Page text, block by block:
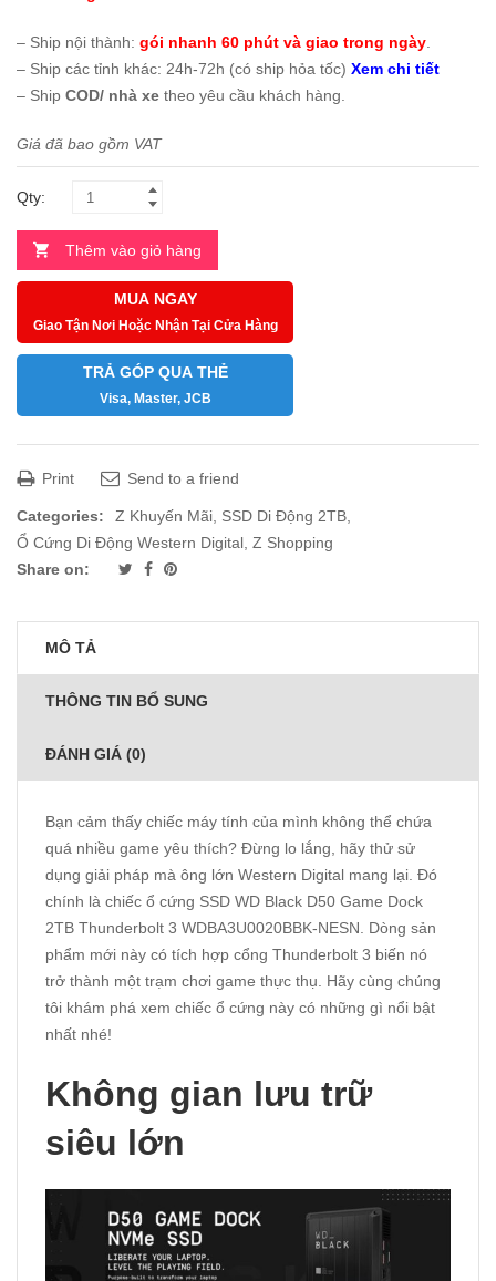
– Ship nội thành: gói nhanh 60 phút và giao trong ngày
– Ship các tỉnh khác: 24h-72h (có ship hỏa tốc) Xem chi tiết
– Ship COD/ nhà xe theo yêu cầu khách hàng.
Giá đã bao gồm VAT
Qty:
Thêm vào giỏ hàng
MUA NGAY
Giao Tận Nơi Hoặc Nhận Tại Cửa Hàng
TRẢ GÓP QUA THẺ
Visa, Master, JCB
Print Send to a friend
Categories: Z Khuyến Mãi, SSD Di Động 2TB,
Ổ Cứng Di Động Western Digital, Z Shopping
Share on:
MÔ TẢ
THÔNG TIN BỔ SUNG
ĐÁNH GIÁ (0)
Bạn cảm thấy chiếc máy tính của mình không thể chứa
quá nhiều game yêu thích? Đừng lo lắng, hãy thử sử
dụng giải pháp mà ông lớn Western Digital mang lại. Đó
chính là chiếc ổ cứng SSD WD Black D50 Game Dock
2TB Thunderbolt 3 WDBA3U0020BBK-NESN. Dòng sản
phẩm mới này có tích hợp cổng Thunderbolt 3 biến nó
trở thành một trạm chơi game thực thụ. Hãy cùng chúng
tôi khám phá xem chiếc ổ cứng này có những gì nổi bật
nhất nhé!
Không gian lưu trữ
siêu lớn